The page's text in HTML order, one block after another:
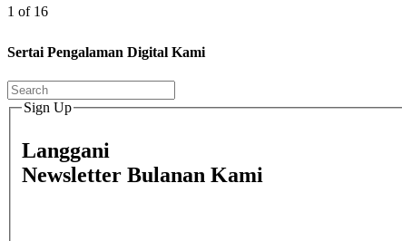
1 of 16
Sertai Pengalaman Digital Kami
Sign Up
Langgani
Newsletter Bulanan Kami